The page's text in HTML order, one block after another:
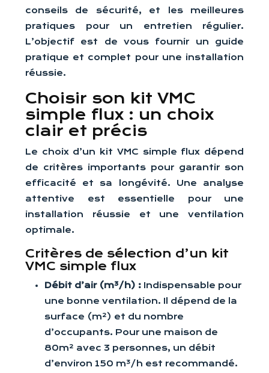
conseils de sécurité, et les meilleures
pratiques pour un entretien régulier.
L’objectif est de vous fournir un guide
pratique et complet pour une installation
réussie.
Choisir son kit VMC
simple flux : un choix
clair et précis
Le choix d’un kit VMC simple flux dépend
de critères importants pour garantir son
efficacité et sa longévité. Une analyse
attentive est essentielle pour une
installation réussie et une ventilation
optimale.
Critères de sélection d’un kit
VMC simple flux
Débit d’air (m³/h) : Indispensable pour
une bonne ventilation. Il dépend de la
surface (m²) et du nombre
d’occupants. Pour une maison de
80m² avec 3 personnes, un débit
d’environ 150 m³/h est recommandé.